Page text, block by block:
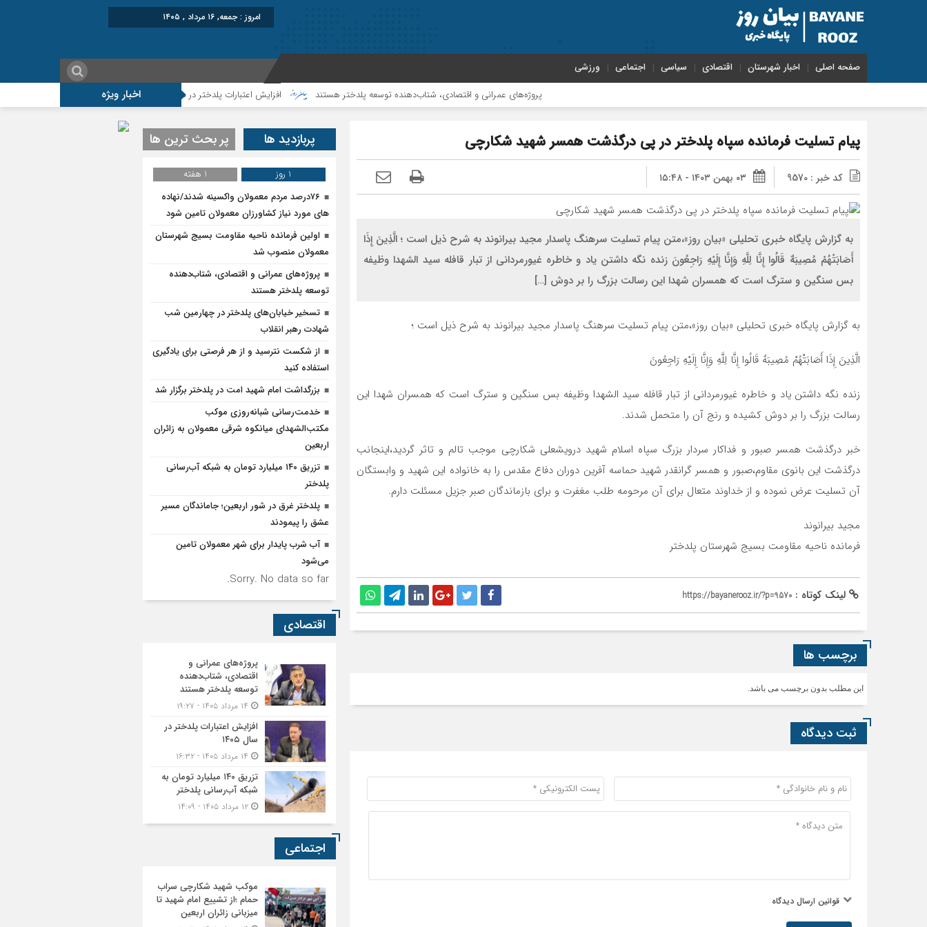
امروز : جمعه, ۱۶ مرداد , ۱۴۰۵
صفحه اصلی اخبار شهرستان اقتصادی سیاسی اجتماعی ورزشی
اخبار ویژه پروژه‌های عمرانی و اقتصادی، شتاب‌دهنده توسعه پلدختر هستند افزایش اعتبارات پلدختر در سال ۱۴۰۵ موکب شهید شکارچی سراب حمام ؛از تشییع
پیام تسلیت فرمانده سپاه پلدختر در پی درگذشت همسر شهید شکارچی
کد خبر : 9570 ۰۳ بهمن ۱۴۰۳ - ۱۵:۴۸
به گزارش پایگاه خبری تحلیلی «بیان روز»،متن پیام تسلیت سرهنگ پاسدار مجید بیرانوند به شرح ذیل است ؛ الَّذِینَ إِذَا
أَصَابَتْهُمْ مُصِیبَهٌ قَالُوا إِنَّا لِلَّهِ وَإِنَّا إِلَیْهِ رَاجِعُونَ زنده نگه داشتن یاد و خاطره غیورمردانی از تبار قافله سید الشهدا وظیفه
بس سنگین و سترگ است که همسران شهدا این رسالت بزرگ را بر دوش […]
به گزارش پایگاه خبری تحلیلی «بیان روز»،متن پیام تسلیت سرهنگ پاسدار مجید بیرانوند به شرح ذیل است ؛
الَّذِینَ إِذَا أَصَابَتْهُمْ مُصِیبَهٌ قَالُوا إِنَّا لِلَّهِ وَإِنَّا إِلَیْهِ رَاجِعُونَ
زنده نگه داشتن یاد و خاطره غیورمردانی از تبار قافله سید الشهدا وظیفه بس سنگین و سترگ است که همسران شهدا این
رسالت بزرگ را بر دوش کشیده و رنج آن را متحمل شدند.
خبر درگذشت همسر صبور و فداکار سردار بزرگ سپاه اسلام شهید درویشعلی شکارچی موجب تالم و تاثر گردید،اینجانب
درگذشت این بانوی مقاوم،صبور و همسر گرانقدر شهید حماسه آفرین دوران دفاع مقدس را به خانواده این شهید و وابستگان
آن تسلیت عرض نموده و از خداوند متعال برای آن مرحومه طلب مغفرت و برای بازماندگان صبر جزیل مسئلت دارم.
مجید بیرانوند
فرمانده ناحیه مقاومت بسیج شهرستان پلدختر
لینک کوتاه : https://bayanerooz.ir/?p=9570
برچسب ها
این مطلب بدون برچسب می باشد.
ثبت دیدگاه
قوانین ارسال دیدگاه
پربازدید ها پر بحث ترین ها
1 روز
1 هفته
۷۶درصد مردم معمولان واکسینه شدند/نهاده
های مورد نیاز کشاورزان معمولان تامین شود
اولین فرمانده ناحیه مقاومت بسیج شهرستان
معمولان منصوب شد
پروژه‌های عمرانی و اقتصادی، شتاب‌دهنده
توسعه پلدختر هستند
تسخیر خیابان‌های پلدختر در چهارمین شب
شهادت رهبر انقلاب
از شکست نترسید و از هر فرصتی برای یادگیری
استفاده کنید
بزرگداشت امام شهید امت در پلدختر برگزار شد
خدمت‌رسانی شبانه‌روزی موکب
مکتب‌الشهدای میانکوه شرقی معمولان به زائران
اربعین
تزریق ۱۴۰ میلیارد تومان به شبکه آب‌رسانی
پلدختر
پلدختر غرق در شور اربعین؛ جاماندگان مسیر
عشق را پیمودند
آب شرب پایدار برای شهر معمولان تامین
می‌شود
Sorry. No data so far.
اقتصادی
پروژه‌های عمرانی و
اقتصادی، شتاب‌دهنده
توسعه پلدختر هستند
افزایش اعتبارات پلدختر در
سال ۱۴۰۵
تزریق ۱۴۰ میلیارد تومان به
شبکه آب‌رسانی پلدختر
اجتماعی
موکب شهید شکارچی سراب
حمام ؛از تشییع امام شهید تا
میزبانی زائران اربعین